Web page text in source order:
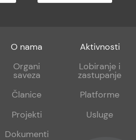
Footer
sub
O nama
Organi
saveza
Članice
Projekti
Dokumenti
Footer
sub
Aktivnosti
Lobiranje i
zastupanje
Platforme
Usluge